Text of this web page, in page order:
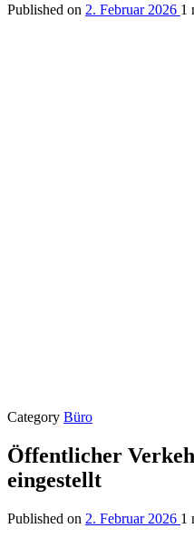
Published on 2. Februar 2026 1
Category Büro
Öffentlicher
eingestellt
Published on 2. Februar 2026 1